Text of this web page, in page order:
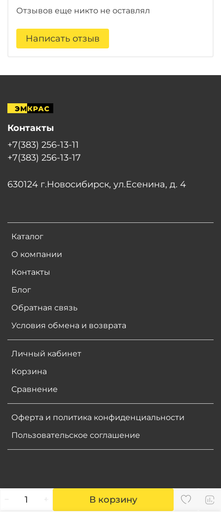
В корзину
Отзывов еще никто не оставлял
Написать отзыв
Каталог
О компании
Контакты
Блог
Обратная связь
Условия обмена и возврата
Личный кабинет
Корзина
Сравнение
Оферта и политика конфиденциальности
Пользовательское соглашение
Контакты
+7(383) 256-13-11
+7(383) 256-13-17
630124 г.Новосибирск, ул.Есенина, д. 4